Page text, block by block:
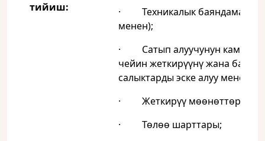
тийиш:
· Техникалык
менен);
· Сатып алуучунун
чейин жеткирүүнү жана
салыктарды эске алуу менен
· Жеткирүү мөөнөттөрү;
· Төлөө шарттары;